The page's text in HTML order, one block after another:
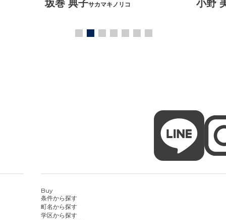
坂巻 典子サカマキノリコ 小野
Buy
条件から探す
町名から探す
学区から探す